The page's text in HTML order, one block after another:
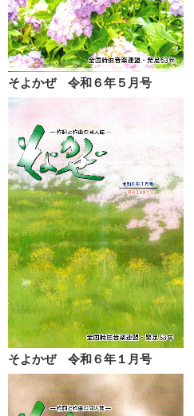
そよかぜ 令和６年５月号
そよかぜ 令和６年１月号